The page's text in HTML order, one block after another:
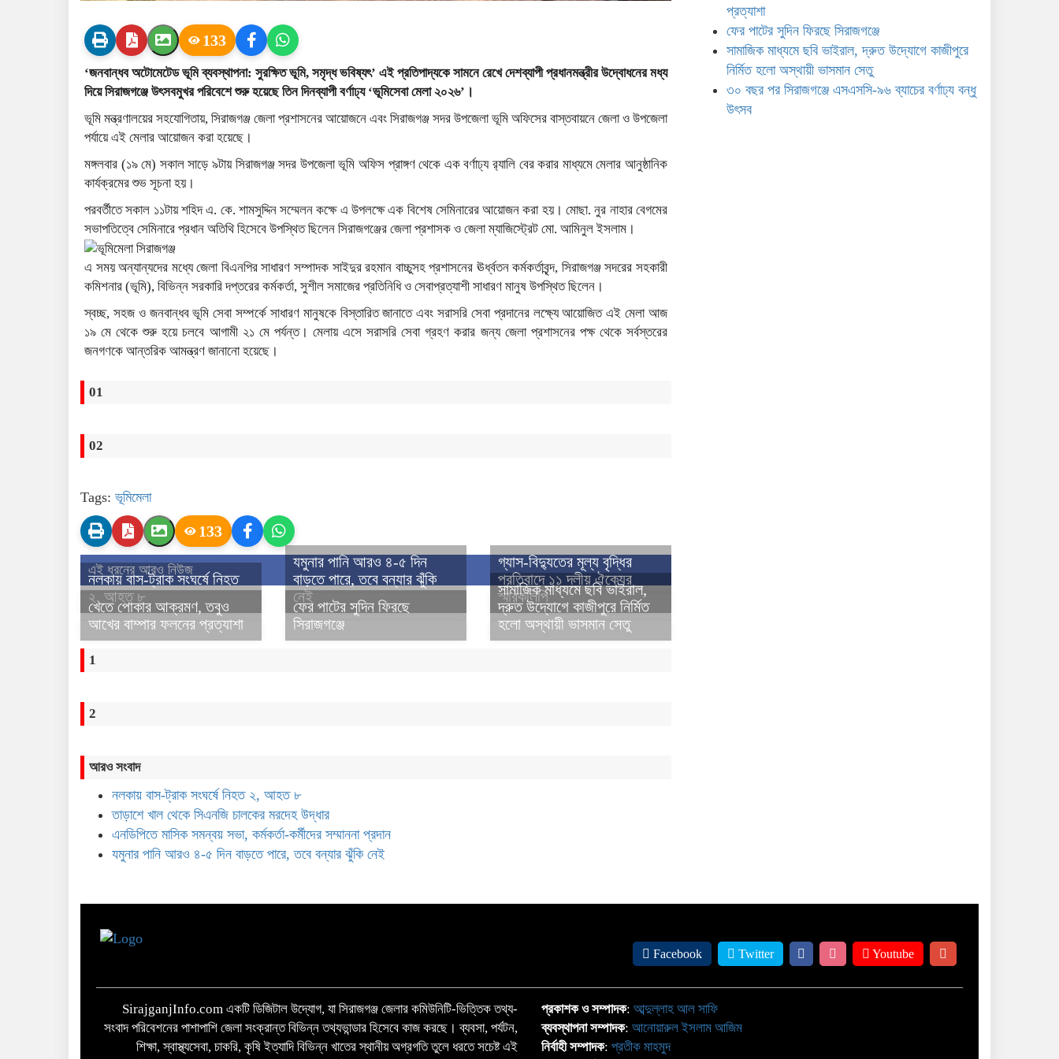
133
‘জনবান্ধব অটোমেটেড ভূমি ব্যবস্থাপনা: সুরক্ষিত ভূমি, সমৃদ্ধ ভবিষ্যৎ’ এই প্রতিপাদ্যকে সামনে রেখে দেশব্যাপী প্রধানমন্ত্রীর উদ্বোধনের মধ্য
দিয়ে সিরাজগঞ্জে উৎসবমুখর পরিবেশে শুরু হয়েছে তিন দিনব্যাপী বর্ণাঢ্য ‘ভূমিসেবা মেলা ২০২৬’।
ভূমি মন্ত্রণালয়ের সহযোগিতায়, সিরাজগঞ্জ জেলা প্রশাসনের আয়োজনে এবং সিরাজগঞ্জ সদর উপজেলা ভূমি অফিসের বাস্তবায়নে জেলা ও উপজেলা
পর্যায়ে এই মেলার আয়োজন করা হয়েছে।
মঙ্গলবার (১৯ মে) সকাল সাড়ে ৯টায় সিরাজগঞ্জ সদর উপজেলা ভূমি অফিস প্রাঙ্গণ থেকে এক বর্ণাঢ্য র‍্যালি বের করার মাধ্যমে মেলার আনুষ্ঠানিক
কার্যক্রমের শুভ সূচনা হয়।
পরবর্তীতে সকাল ১১টায় শহিদ এ. কে. শামসুদ্দিন সম্মেলন কক্ষে এ উপলক্ষে এক বিশেষ সেমিনারের আয়োজন করা হয়। মোছা. নুর নাহার বেগমের
সভাপতিত্বে সেমিনারে প্রধান অতিথি হিসেবে উপস্থিত ছিলেন সিরাজগঞ্জের জেলা প্রশাসক ও জেলা ম্যাজিস্ট্রেট মো. আমিনুল ইসলাম।
এ সময় অন্যান্যদের মধ্যে জেলা বিএনপির সাধারণ সম্পাদক সাইদুর রহমান বাচ্চুসহ প্রশাসনের ঊর্ধ্বতন কর্মকর্তাবৃন্দ, সিরাজগঞ্জ সদরের সহকারী
কমিশনার (ভূমি), বিভিন্ন সরকারি দপ্তরের কর্মকর্তা, সুশীল সমাজের প্রতিনিধি ও সেবাপ্রত্যাশী সাধারণ মানুষ উপস্থিত ছিলেন।
স্বচ্ছ, সহজ ও জনবান্ধব ভূমি সেবা সম্পর্কে সাধারণ মানুষকে বিস্তারিত জানাতে এবং সরাসরি সেবা প্রদানের লক্ষ্যে আয়োজিত এই মেলা আজ
১৯ মে থেকে শুরু হয়ে চলবে আগামী ২১ মে পর্যন্ত। মেলায় এসে সরাসরি সেবা গ্রহণ করার জন্য জেলা প্রশাসনের পক্ষ থেকে সর্বস্তরের
জনগণকে আন্তরিক আমন্ত্রণ জানানো হয়েছে।
01
02
Tags: ভূমিমেলা
133
এই ধরনের আরও নিউজ
নলকায় বাস-ট্রাক সংঘর্ষে নিহত
২, আহত ৮
যমুনার পানি আরও ৪-৫ দিন
বাড়তে পারে, তবে বন্যার ঝুঁকি
নেই
গ্যাস-বিদ্যুতের মূল্য বৃদ্ধির
প্রতিবাদে ১১ দলীয় ঐক্যের
স্মারকলিপি
খেতে পোকার আক্রমণ, তবুও
আখের বাম্পার ফলনের প্রত্যাশা
ফের পাটের সুদিন ফিরছে
সিরাজগঞ্জে
সামাজিক মাধ্যমে ছবি ভাইরাল,
দ্রুত উদ্যোগে কাজীপুরে নির্মিত
হলো অস্থায়ী ভাসমান সেতু
1
2
আরও সংবাদ
নলকায় বাস-ট্রাক সংঘর্ষে নিহত ২, আহত ৮
তাড়াশে খাল থেকে সিএনজি চালকের মরদেহ উদ্ধার
এনডিপিতে মাসিক সমন্বয় সভা, কর্মকর্তা-কর্মীদের সম্মাননা প্রদান
যমুনার পানি আরও ৪-৫ দিন বাড়তে পারে, তবে বন্যার ঝুঁকি নেই
প্রত্যাশা
ফের পাটের সুদিন ফিরছে সিরাজগঞ্জে
সামাজিক মাধ্যমে ছবি ভাইরাল, দ্রুত উদ্যোগে কাজীপুরে
নির্মিত হলো অস্থায়ী ভাসমান সেতু
৩০ বছর পর সিরাজগঞ্জে এসএসসি-৯৬ ব্যাচের বর্ণাঢ্য বন্ধু
উৎসব
Facebook Twitter Youtube
SirajganjInfo.com একটি ডিজিটাল উদ্যোগ, যা সিরাজগঞ্জ জেলার কমিউনিটি-ভিত্তিক তথ্য-
সংবাদ পরিবেশনের পাশাপাশি জেলা সংক্রান্ত বিভিন্ন তথ্যভান্ডার হিসেবে কাজ করছে। ব্যবসা, পর্যটন,
শিক্ষা, স্বাস্থ্যসেবা, চাকরি, কৃষি ইত্যাদি বিভিন্ন খাতের স্থানীয় অগ্রগতি তুলে ধরতে সচেষ্ট এই
প্রকাশক ও সম্পাদক: আব্দুল্লাহ আল সাফি
ব্যবস্থাপনা সম্পাদক: আনোয়ারুল ইসলাম আজিম
নির্বাহী সম্পাদক: প্রতীক মাহমুদ